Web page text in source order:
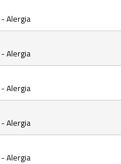
- Alergia
- Alergia
- Alergia
- Alergia
- Alergia